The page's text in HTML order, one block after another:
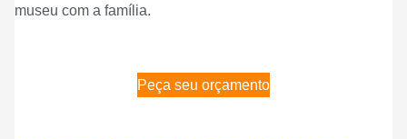
museu com a família.
Peça seu orçamento